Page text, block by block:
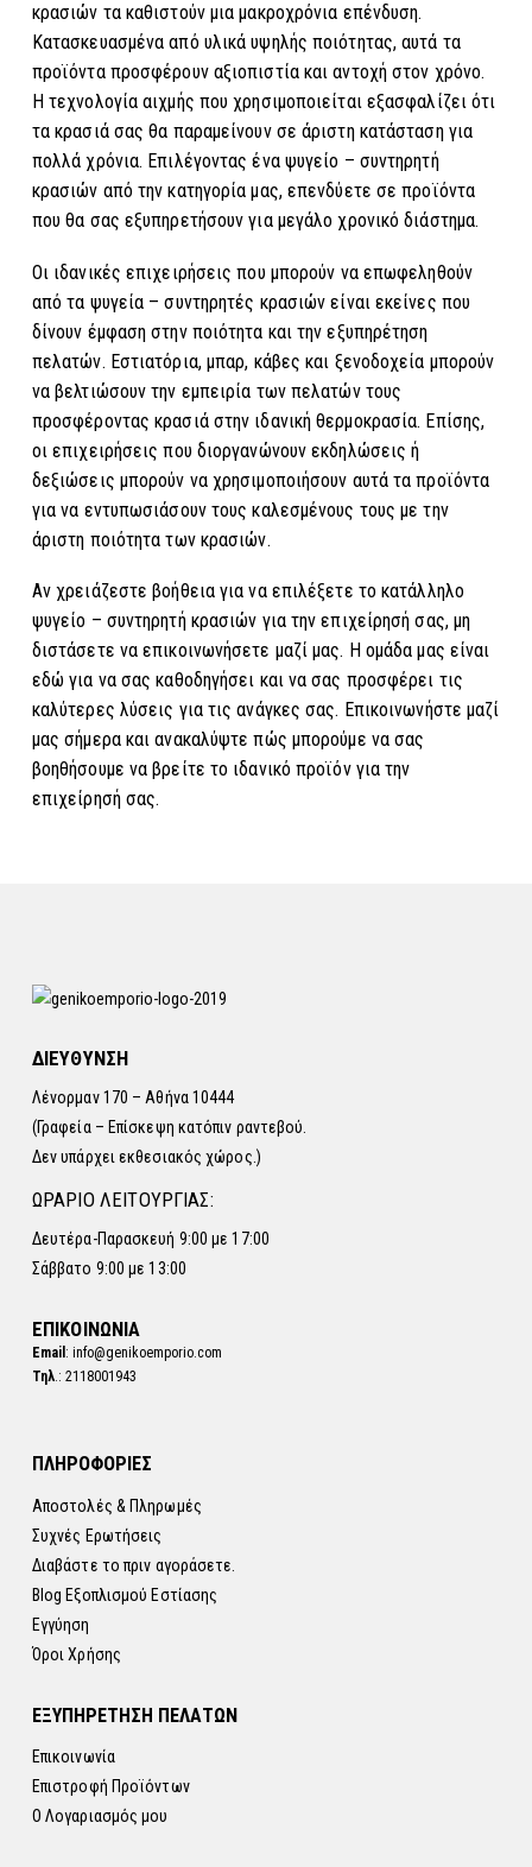
κρασιών τα καθιστούν μια μακροχρόνια επένδυση.
Κατασκευασμένα από υλικά υψηλής ποιότητας, αυτά τα
προϊόντα προσφέρουν αξιοπιστία και αντοχή στον χρόνο.
Η τεχνολογία αιχμής που χρησιμοποιείται εξασφαλίζει ότι
τα κρασιά σας θα παραμείνουν σε άριστη κατάσταση για
πολλά χρόνια. Επιλέγοντας ένα ψυγείο – συντηρητή
κρασιών από την κατηγορία μας, επενδύετε σε προϊόντα
που θα σας εξυπηρετήσουν για μεγάλο χρονικό διάστημα.
Οι ιδανικές επιχειρήσεις που μπορούν να επωφεληθούν
από τα ψυγεία – συντηρητές κρασιών είναι εκείνες που
δίνουν έμφαση στην ποιότητα και την εξυπηρέτηση
πελατών. Εστιατόρια, μπαρ, κάβες και ξενοδοχεία μπορούν
να βελτιώσουν την εμπειρία των πελατών τους
προσφέροντας κρασιά στην ιδανική θερμοκρασία. Επίσης,
οι επιχειρήσεις που διοργανώνουν εκδηλώσεις ή
δεξιώσεις μπορούν να χρησιμοποιήσουν αυτά τα προϊόντα
για να εντυπωσιάσουν τους καλεσμένους τους με την
άριστη ποιότητα των κρασιών.
Αν χρειάζεστε βοήθεια για να επιλέξετε το κατάλληλο
ψυγείο – συντηρητή κρασιών για την επιχείρησή σας, μη
διστάσετε να επικοινωνήσετε μαζί μας. Η ομάδα μας είναι
εδώ για να σας καθοδηγήσει και να σας προσφέρει τις
καλύτερες λύσεις για τις ανάγκες σας. Επικοινωνήστε μαζί
μας σήμερα και ανακαλύψτε πώς μπορούμε να σας
βοηθήσουμε να βρείτε το ιδανικό προϊόν για την
επιχείρησή σας.
ΔΙΕΥΘΥΝΣΗ
Λένορμαν 170 – Αθήνα 10444
(Γραφεία – Επίσκεψη κατόπιν ραντεβού.
Δεν υπάρχει εκθεσιακός χώρος.)
ΩΡΑΡΙΟ ΛΕΙΤΟΥΡΓΙΑΣ:
Δευτέρα-Παρασκευή 9:00 με 17:00
Σάββατο 9:00 με 13:00
ΕΠΙΚΟΙΝΩΝΙΑ
Email : info@genikoemporio.com
Τηλ.: 2118001943
ΠΛΗΡΟΦΟΡΙΕΣ
Αποστολές & Πληρωμές
Συχνές Ερωτήσεις
Διαβάστε το πριν αγοράσετε.
Blog Εξοπλισμού Εστίασης
Εγγύηση
Όροι Χρήσης
ΕΞΥΠΗΡΕΤΗΣΗ ΠΕΛΑΤΩΝ
Επικοινωνία
Επιστροφή Προϊόντων
Ο Λογαριασμός μου